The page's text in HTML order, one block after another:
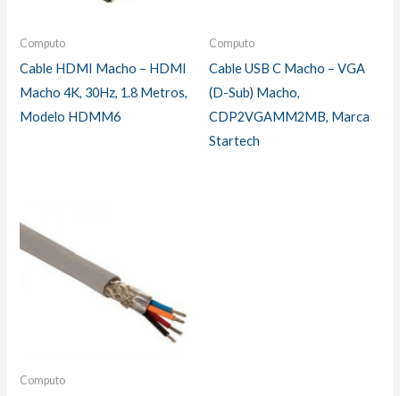
Computo
Cable HDMI Macho – HDMI
Macho 4K, 30Hz, 1.8 Metros,
Modelo HDMM6
Computo
Cable USB C Macho – VGA
(D-Sub) Macho,
CDP2VGAMM2MB, Marca
Startech
Computo